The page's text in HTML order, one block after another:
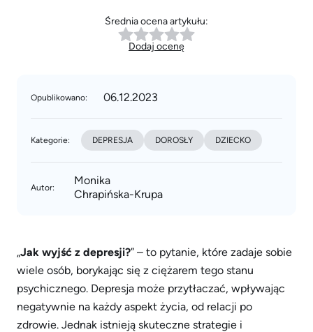
Średnia ocena artykułu:
Dodaj ocenę
Autor:
Monika
Chrapińska-Krupa
Opublikowano: 06.12.2023
Kategorie: DEPRESJA DOROSŁY DZIECKO
„Jak wyjść z depresji?” – to pytanie, które zadaje sobie
wiele osób, borykając się z ciężarem tego stanu
psychicznego. Depresja może przytłaczać, wpływając
negatywnie na każdy aspekt życia, od relacji po
zdrowie. Jednak istnieją skuteczne strategie i